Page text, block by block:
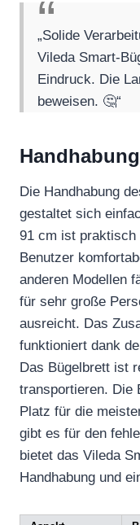
„Solide
Vileda Smart-
Eindruck. Die
beweisen. 🤔“
Die Handhabung
gestaltet sich
91 cm ist praktisch
Benutzer
anderen Modellen
für sehr große
ausreicht. Das
funktioniert dank
Das Bügelbrett ist
transportieren. Die
Platz für die
gibt es für den
bietet das Vileda
Handhabung und